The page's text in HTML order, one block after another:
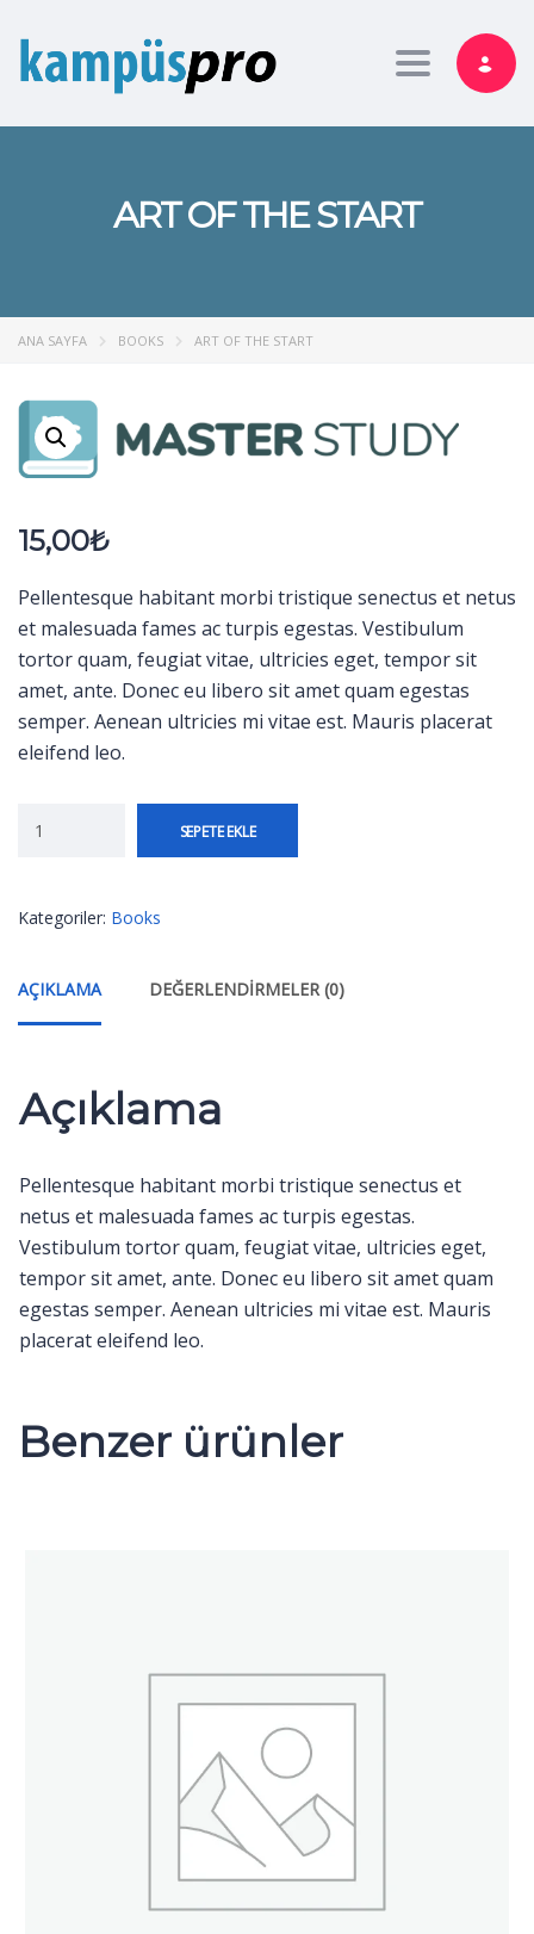
Toggle
ART OF THE START
ANA SAYFA BOOKS ART OF THE START
15,00₺
Pellentesque habitant morbi tristique senectus et netus
et malesuada fames ac turpis egestas. Vestibulum
tortor quam, feugiat vitae, ultricies eget, tempor sit
amet, ante. Donec eu libero sit amet quam egestas
semper. Aenean ultricies mi vitae est. Mauris placerat
eleifend leo.
SEPETE EKLE
Kategoriler: Books
AÇIKLAMA DEĞERLENDIRMELER (0)
Açıklama
Pellentesque habitant morbi tristique senectus et
netus et malesuada fames ac turpis egestas.
Vestibulum tortor quam, feugiat vitae, ultricies eget,
tempor sit amet, ante. Donec eu libero sit amet quam
egestas semper. Aenean ultricies mi vitae est. Mauris
placerat eleifend leo.
Benzer ürünler